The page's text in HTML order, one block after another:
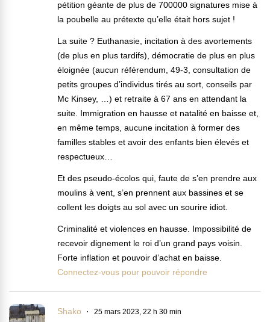
pétition géante de plus de 700000 signatures mise à
la poubelle au prétexte qu’elle était hors sujet !
La suite ? Euthanasie, incitation à des avortements
(de plus en plus tardifs), démocratie de plus en plus
éloignée (aucun référendum, 49-3, consultation de
petits groupes d’individus tirés au sort, conseils par
Mc Kinsey, …) et retraite à 67 ans en attendant la
suite. Immigration en hausse et natalité en baisse et,
en même temps, aucune incitation à former des
familles stables et avoir des enfants bien élevés et
respectueux…
Et des pseudo-écolos qui, faute de s’en prendre aux
moulins à vent, s’en prennent aux bassines et se
collent les doigts au sol avec un sourire idiot.
Criminalité et violences en hausse. Impossibilité de
recevoir dignement le roi d’un grand pays voisin.
Forte inflation et pouvoir d’achat en baisse.
Connectez-vous pour pouvoir répondre
Shako 25 mars 2023, 22 h 30 min